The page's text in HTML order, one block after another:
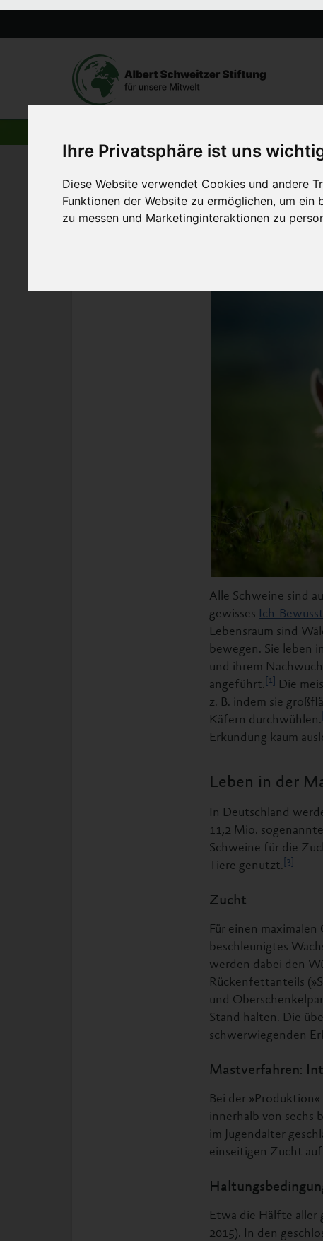
Ihre Privatsphäre ist uns wichtig
Funktionen der Website zu ermöglichen,um ein
zu messen und Marketinginteraktionen zu
Alle Schweine sind
gewisses
Ich-
Lebensraum sind
bewegen. Sie leben
und ihrem
angeführt. [1]
Die
z. B. indem sie
Käfern durchwühlen.
Erkundung kaum
Leben in der
In Deutschland
11,2 Mio.
Schweine für die
Tiere genutzt. [3]
Zucht
Für einen
beschleunigtes
werden dabei den
Rückenfettanteils
und
Stand halten. Die
schwerwiegenden
Mastverfahren:
Bei der
innerhalb von sechs
im Jugendalter
einseitigen Zucht
Etwa die Hälfte aller
2015). In den